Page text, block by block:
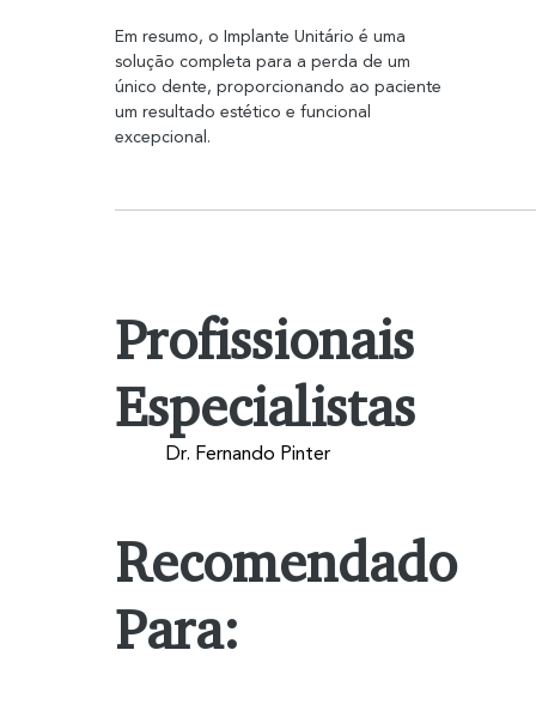
Recomendado
Para:
Dr. Fernando Pinter
Profissionais
Especialistas
Em resumo, o Implante Unitário é uma
solução completa para a perda de um
único dente, proporcionando ao paciente
um resultado estético e funcional
excepcional.